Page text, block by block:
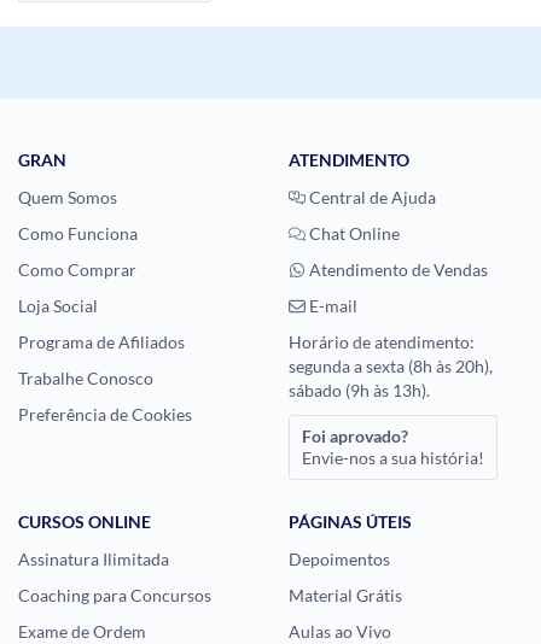
GRAN
Quem Somos
Como Funciona
Como Comprar
Loja Social
Programa de Afiliados
Trabalhe Conosco
Preferência de Cookies
ATENDIMENTO
Central de Ajuda
Chat Online
Atendimento de Vendas
E-mail
Horário de atendimento:
segunda a sexta (8h às 20h),
sábado (9h às 13h).
Foi aprovado?
Envie-nos a sua história!
CURSOS ONLINE
Assinatura Ilimitada
Coaching para Concursos
Exame de Ordem
PÁGINAS ÚTEIS
Depoimentos
Material Grátis
Aulas ao Vivo